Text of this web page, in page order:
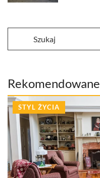
Rekomendowane
STYL ŻYCIA